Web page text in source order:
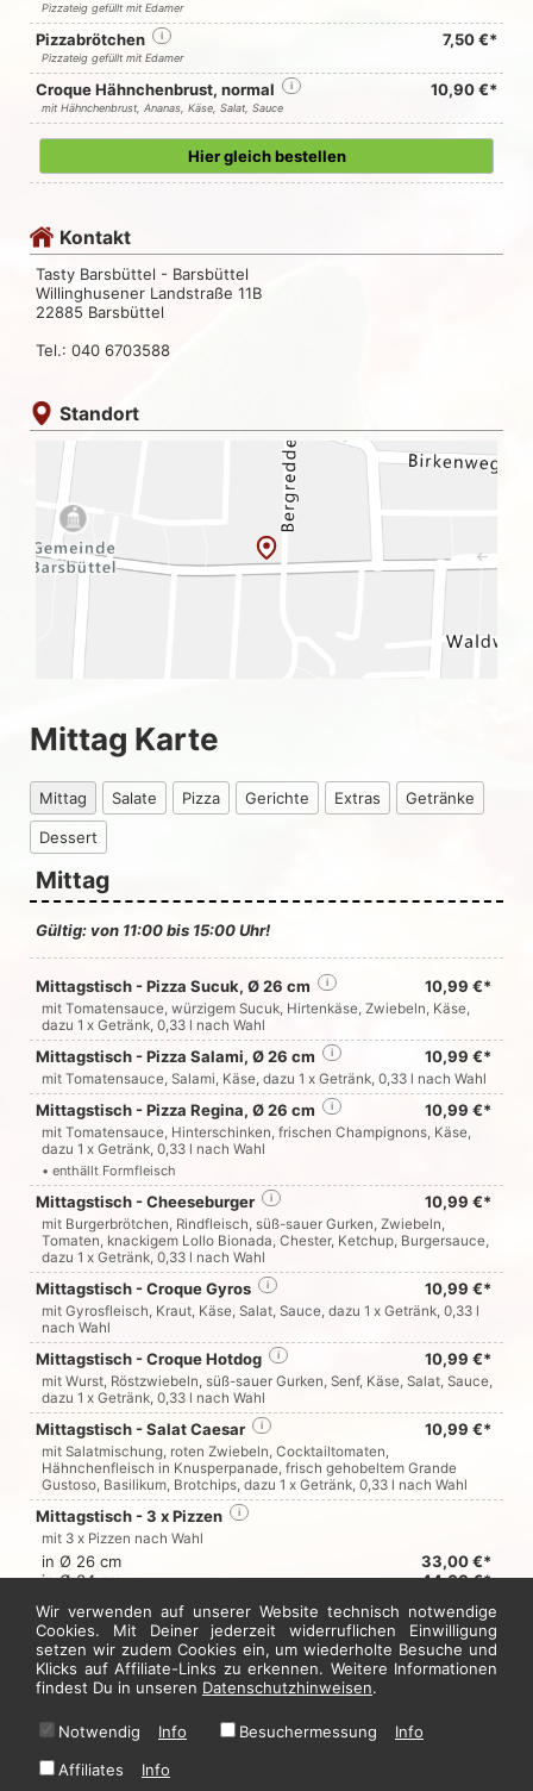
Pizzateig gefüllt mit Edamer
Pizzabrötchen i 7,50 €*
Pizzateig gefüllt mit Edamer
Croque Hähnchenbrust, normal i 10,90 €*
mit Hähnchenbrust, Ananas, Käse, Salat, Sauce
Hier gleich bestellen
Kontakt
Tasty Barsbüttel - Barsbüttel
Willinghusener Landstraße 11B
22885 Barsbüttel
Tel.: 040 6703588
Standort
Mittag Karte
Mittag Salate Pizza Gerichte Extras Getränke
Dessert
Mittag
Gültig: von 11:00 bis 15:00 Uhr!
Mittagstisch - Pizza Sucuk, Ø 26 cm 10,99 €*
i
mit Tomatensauce, würzigem Sucuk, Hirtenkäse, Zwiebeln, Käse,
dazu 1 x Getränk, 0,33 l nach Wahl
Mittagstisch - Pizza Salami, Ø 26 cm 10,99 €*
i
mit Tomatensauce, Salami, Käse, dazu 1 x Getränk, 0,33 l nach Wahl
Mittagstisch - Pizza Regina, Ø 26 cm 10,99 €*
i
mit Tomatensauce, Hinterschinken, frischen Champignons, Käse,
dazu 1 x Getränk, 0,33 l nach Wahl
• enthällt Formfleisch
Mittagstisch - Cheeseburger 10,99 €*
i
mit Burgerbrötchen, Rindfleisch, süß-sauer Gurken, Zwiebeln,
Tomaten, knackigem Lollo Bionada, Chester, Ketchup, Burgersauce,
dazu 1 x Getränk, 0,33 l nach Wahl
Mittagstisch - Croque Gyros 10,99 €*
i
mit Gyrosfleisch, Kraut, Käse, Salat, Sauce, dazu 1 x Getränk, 0,33 l
nach Wahl
Mittagstisch - Croque Hotdog 10,99 €*
i
mit Wurst, Röstzwiebeln, süß-sauer Gurken, Senf, Käse, Salat, Sauce,
dazu 1 x Getränk, 0,33 l nach Wahl
Mittagstisch - Salat Caesar 10,99 €*
i
mit Salatmischung, roten Zwiebeln, Cocktailtomaten,
Hähnchenfleisch in Knusperpanade, frisch gehobeltem Grande
Gustoso, Basilikum, Brotchips, dazu 1 x Getränk, 0,33 l nach Wahl
Mittagstisch - 3 x Pizzen i
mit 3 x Pizzen nach Wahl
in Ø 26 cm
33,00 €*
in Ø 34 cm
44,00 €*
Jetzt hier bestellen
* Alle Preise in Euro inkl. gesetzl. MwSt. Abbildungen können ggf. abweichen.
Wir verwenden auf unserer Website technisch notwendige
Cookies. Mit Deiner jederzeit widerruflichen Einwilligung
setzen wir zudem Cookies ein, um wiederholte Besuche und
Klicks auf Affiliate-Links zu erkennen. Weitere Informationen
findest Du in unseren Datenschutzhinweisen.
Notwendig Info Besuchermessung
Info
Affiliates
Info